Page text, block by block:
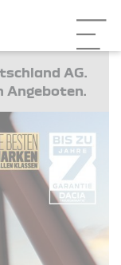
AG.
Angeboten.